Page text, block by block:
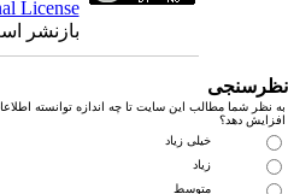
License
بازنشر
نظر شما مطالب این سایت تا چه اندازه توانسته
دهد؟
خیلی زیاد
زیاد
متوسط